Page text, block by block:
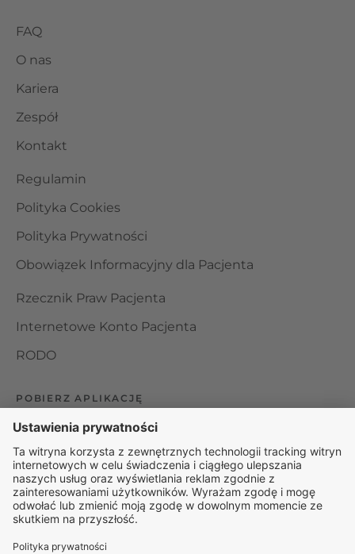
FAQ
O nas
Kariera
Zespół
Kontakt
Regulamin
Polityka Cookies
Polityka Prywatności
Obowiązek Informacyjny dla Pacjenta
Rzecznik Praw Pacjenta
Internetowe Konto Pacjenta
RODO
POBIERZ APLIKACJĘ
Organizator udzielania świadczeń telemedycznych jest
podmiotem leczniczym w rozumieniu ustawy z dnia 15
kwietnia 2011 roku o działalności leczniczej, wpisanym do
rejestru podmiotów wykonujących działalność leczniczą pod
numerem: 000000229172.